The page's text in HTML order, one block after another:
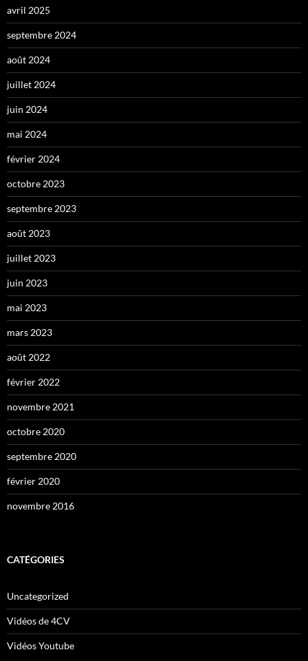
avril 2025
septembre 2024
août 2024
juillet 2024
juin 2024
mai 2024
février 2024
octobre 2023
septembre 2023
août 2023
juillet 2023
juin 2023
mai 2023
mars 2023
août 2022
février 2022
novembre 2021
octobre 2020
septembre 2020
février 2020
novembre 2016
CATÉGORIES
Uncategorized
Vidéos de 4CV
Vidéos Youtube